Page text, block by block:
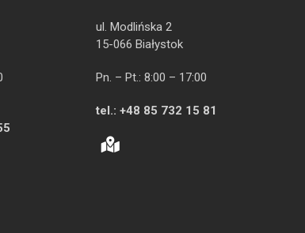
ul. Modlińska 2
15-066 Białystok
Pn. – Pt.: 8:00 – 17:00
tel.: +48 85 732 15 81